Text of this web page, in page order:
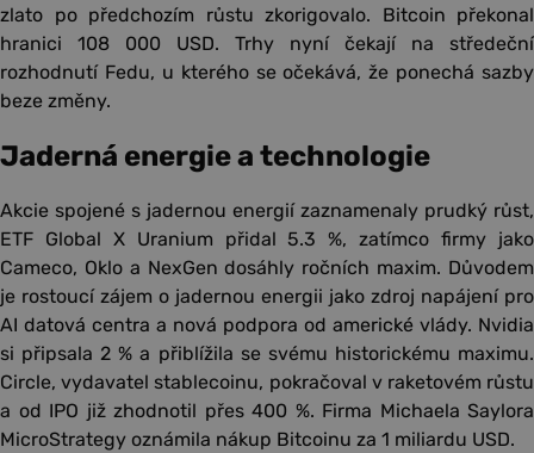
zlato po předchozím růstu zkorigovalo. Bitcoin překonal
hranici 108 000 USD. Trhy nyní čekají na středeční
rozhodnutí Fedu, u kterého se očekává, že ponechá sazby
beze změny.
Jaderná energie a technologie
Akcie spojené s jadernou energií zaznamenaly prudký růst,
ETF Global X Uranium přidal 5.3 %, zatímco firmy jako
Cameco, Oklo a NexGen dosáhly ročních maxim. Důvodem
je rostoucí zájem o jadernou energii jako zdroj napájení pro
AI datová centra a nová podpora od americké vlády. Nvidia
si připsala 2 % a přiblížila se svému historickému maximu.
Circle, vydavatel stablecoinu, pokračoval v raketovém růstu
a od IPO již zhodnotil přes 400 %. Firma Michaela Saylora
MicroStrategy oznámila nákup Bitcoinu za 1 miliardu USD.